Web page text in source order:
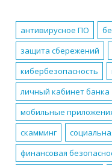
антивирусное ПО
защита сбережений
кибербезопасность
личный кабинет банка
мобильные
скамминг
финансовая